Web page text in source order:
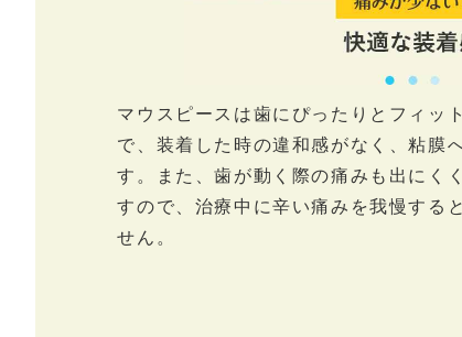
マウスピースは歯にぴったりとフィッ
で、装着した時の違和感がなく、粘膜
す。また、歯が動く際の痛みも出にく
すので、治療中に辛い痛みを我慢する
せん。